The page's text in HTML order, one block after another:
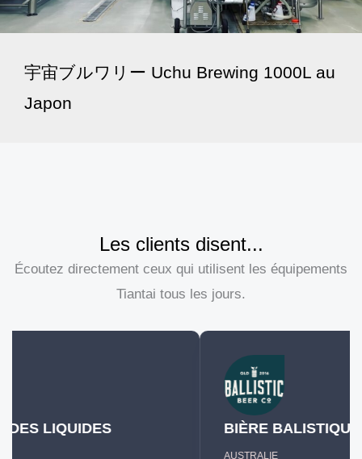
宇宙ブルワリー Uchu Brewing 1000L au
Japon
Les clients disent...
Écoutez directement ceux qui utilisent les équipements
Tiantai tous les jours.
BIÈRE BALISTIQUE